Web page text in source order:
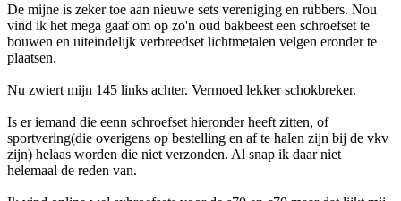
De mijne is zeker toe aan nieuwe sets vereniging en rubbers. Nou
vind ik het mega gaaf om op zo'n oud bakbeest een schroefset te
bouwen en uiteindelijk verbreedset lichtmetalen velgen eronder te
plaatsen.
Nu zwiert mijn 145 links achter. Vermoed lekker schokbreker.
Is er iemand die eenn schroefset hieronder heeft zitten, of
sportvering(die overigens op bestelling en af te halen zijn bij de vkv
zijn) helaas worden die niet verzonden. Al snap ik daar niet
helemaal de reden van.